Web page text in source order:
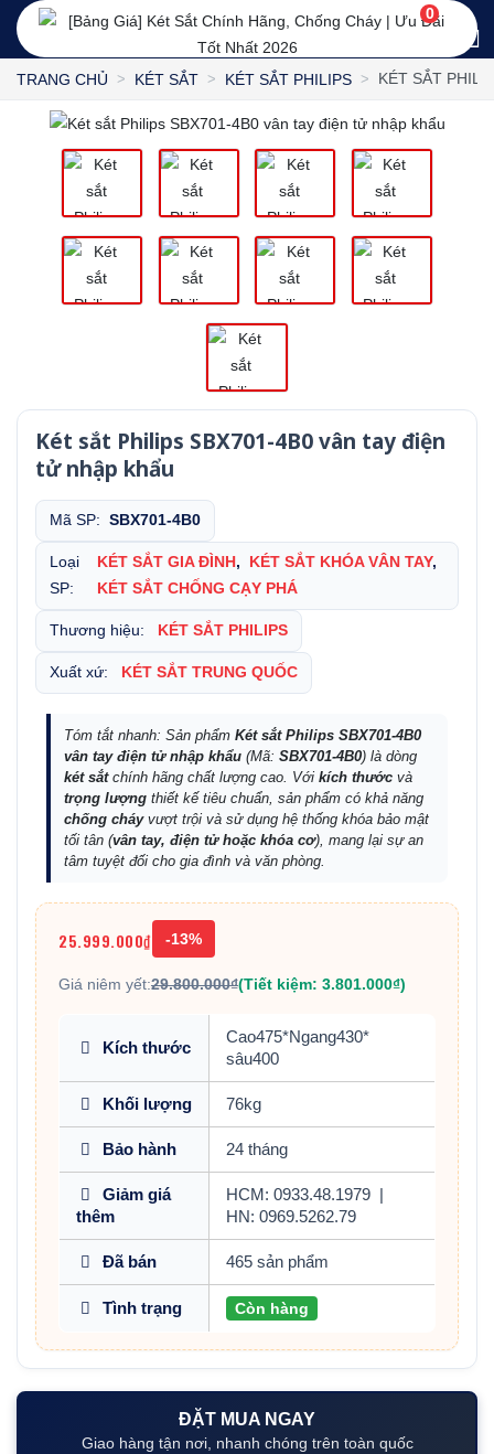
0
TRANG CHỦ KÉT SẮT KÉT SẮT PHILIPS KÉT SẮT
Két sắt Philips SBX701-4B0 vân tay điện
tử nhập khẩu
Mã SP: SBX701-4B0
Loại
SP:
KÉT SẮT GIA ĐÌNH , KÉT SẮT KHÓA VÂN TAY,
KÉT SẮT CHỐNG CẠY PHÁ
Thương hiệu: KÉT SẮT PHILIPS
Xuất xứ: KÉT SẮT TRUNG QUỐC
Tóm tắt nhanh: Sản phẩm Két sắt Philips SBX701-4B0
vân tay điện tử nhập khẩu (Mã: SBX701-4B0) là dòng
két sắtchính hãng chất lượng cao. Với kích thước và
trọng lượng thiết kế tiêu chuẩn, sản phẩm có khả năng
chống cháyvượt trội và sử dụng hệ thống khóa bảo mật
tối tân (vân tay, điện tử hoặc khóa cơ), mang lại sự an
tâm tuyệt đối cho gia đình và văn phòng.
25.999.000₫ -13%
Giá niêm yết:29.800.000₫(Tiết kiệm: 3.801.000₫)
Kích thước
Cao475*Ngang430*
sâu400
Khối lượng 76kg
Bảo hành 24 tháng
Giảm giá
thêm
HCM: 0933.48.1979
HN: 0969.5262.79
Đã bán 465 sản phẩm
Tình trạng Còn hàng
ĐẶT MUA NGAY
Giao hàng tận nơi, nhanh chóng trên toàn quốc